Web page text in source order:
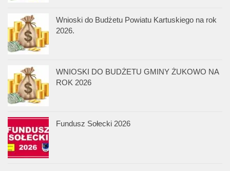
Wnioski do Budżetu Powiatu Kartuskiego na rok
2026.
WNIOSKI DO BUDŻETU GMINY ŻUKOWO NA
ROK 2026
Fundusz Sołecki 2026